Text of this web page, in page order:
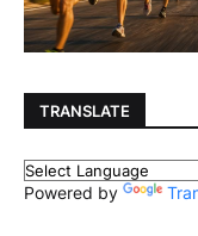
TRANSLATE
Powered by